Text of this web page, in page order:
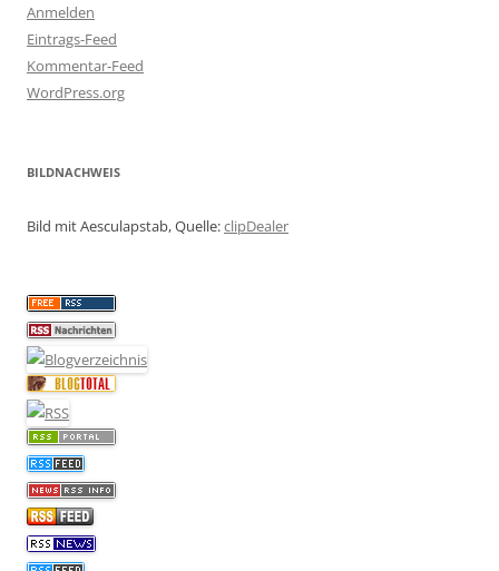
Anmelden
Eintrags-Feed
Kommentar-Feed
WordPress.org
BILDNACHWEIS
Bild mit Aesculapstab, Quelle:clipDealer